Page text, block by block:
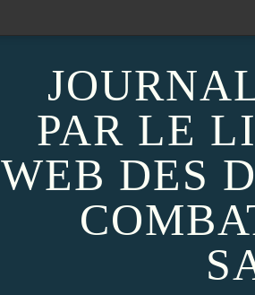
PAR LE
WEB DES